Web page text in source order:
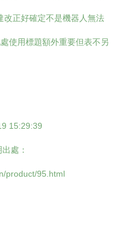
改正好確定不是機器人無法
使用標題額外重要但表不另
15:29:39
處：
product/95.html